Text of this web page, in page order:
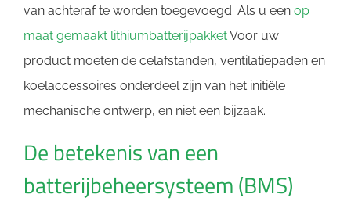
van achteraf te worden toegevoegd. Als u een op
maat gemaakt lithiumbatterijpakketVoor uw
product moeten de celafstanden, ventilatiepaden en
koelaccessoires onderdeel zijn van het initiële
mechanische ontwerp, en niet een bijzaak.
De betekenis van een
batterijbeheersysteem (BMS)